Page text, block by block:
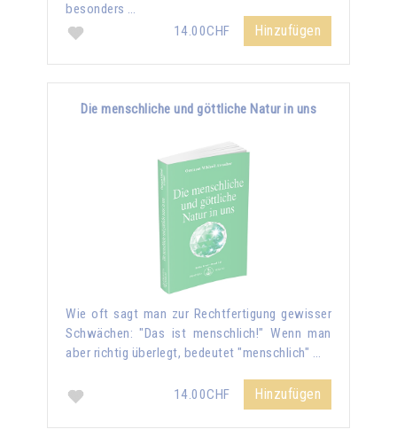
besonders …
14.00CHF
Hinzufügen
Die menschliche und göttliche Natur in uns
Wie oft sagt man zur Rechtfertigung gewisser
Schwächen: "Das ist menschlich!" Wenn man
aber richtig überlegt, bedeutet "menschlich" …
14.00CHF Hinzufügen